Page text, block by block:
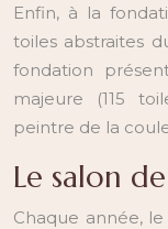
Enfin, à la
toiles abstraites
fondation
majeure (115
peintre de la
Le salon
Chaque année,